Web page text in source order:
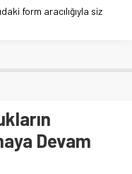
form aracılığıyla siz
Devam